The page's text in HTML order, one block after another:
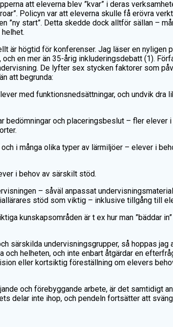
att eleverna blev ”kvar” i deras
Policyn var att eleverna skulle få erövra
”ny start”. Detta skedde dock alltför sällan –
är högtid för konferenser. Jag läser en
en mer än 35-årig inkluderingsdebatt (1).
De lyfter sex stycken faktorer som
att begrunda:
med funktionsnedsättningar, och undvik
och placeringsbeslut – fler
i många olika typer av lärmiljöer – elever i
i behov av särskilt stöd.
– såväl anpassat
stöd som viktig – inklusive tillgång till
kunskapsområden är t ex hur man ”bäddar
särskilda undervisningsgrupper, så hoppas
helheten, och inte enbart åtgärdar en
eller kortsiktig föreställning om elevers
och förebyggande arbete, är det samtidigt
delar inte ihop, och pendeln fortsätter att